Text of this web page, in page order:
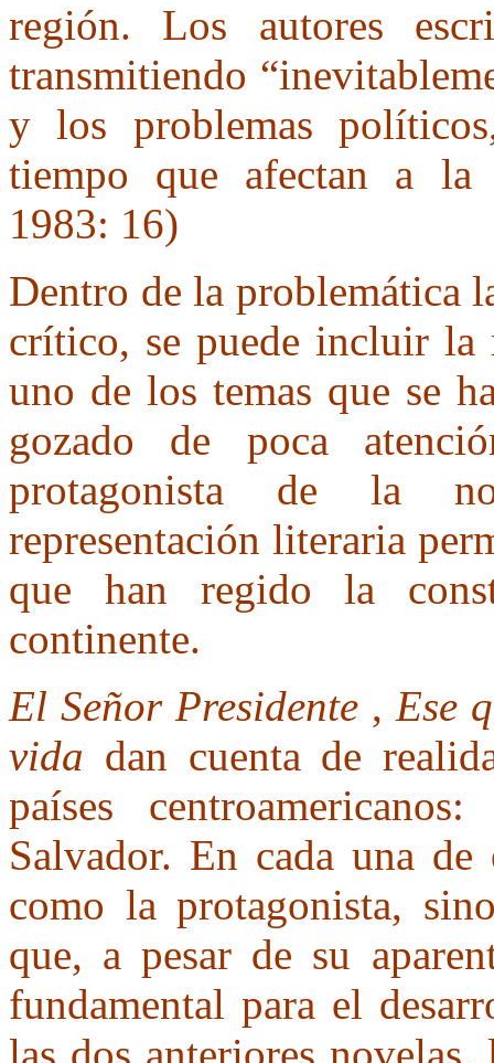
región. Los autores
transmitiendo
y los problemas
tiempo que afectan a la
1983: 16)
Dentro de la problemática
crítico, se puede incluir la
uno de los temas que se
gozado de poca
protagonista de la
representación literaria
que han regido la
continente.
El Señor Presidente, Ese
vida dan cuenta de
países
Salvador. En cada una
como la protagonista,
que, a pesar de su
fundamental para el